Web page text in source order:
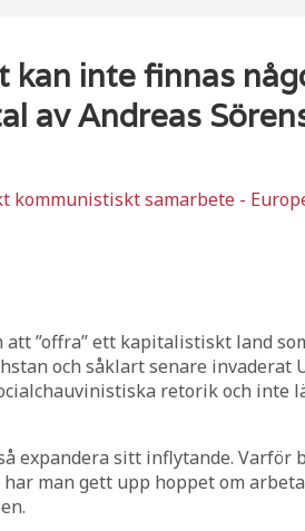
kan inte finnas
av Andreas
kommunistiskt samarbete -
”offra” ett kapitalistiskt land
och såklart senare invaderat
retorik och inte
expandera sitt inflytande. Varför
man gett upp hoppet om